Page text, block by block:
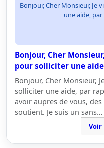
Bonjour, Cher Monsieur, Je
une aide,
Bonjour, Cher
pour solliciter une
Bonjour, Cher Monsieur,
solliciter une aide, par
avoir aupres de vous,
soutient. Je suis un sans…
Voir